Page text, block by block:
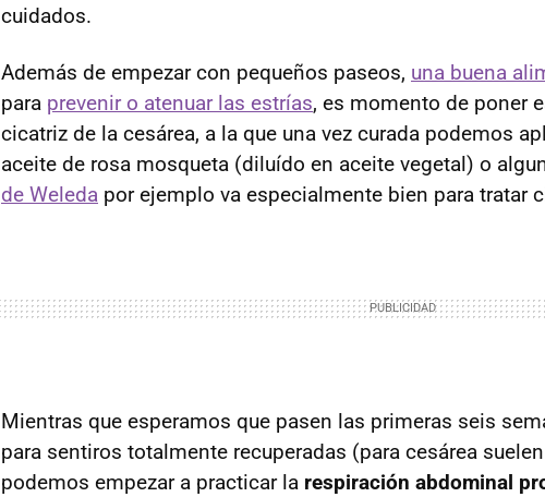
cuidados.
Además de empezar con pequeños paseos, una buena
para prevenir o atenuar las estrías, es momento de poner
cicatriz de la cesárea, a la que una vez curada podemos
aceite de rosa mosqueta (diluído en aceite vegetal) o
de Weleda por ejemplo va especialmente bien para tratar
Mientras que esperamos que pasen las primeras seis
para sentiros totalmente recuperadas (para cesárea
podemos empezar a practicar la respiración abdominal